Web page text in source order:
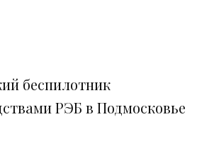
беспилотник
РЭБ в Подмосковье